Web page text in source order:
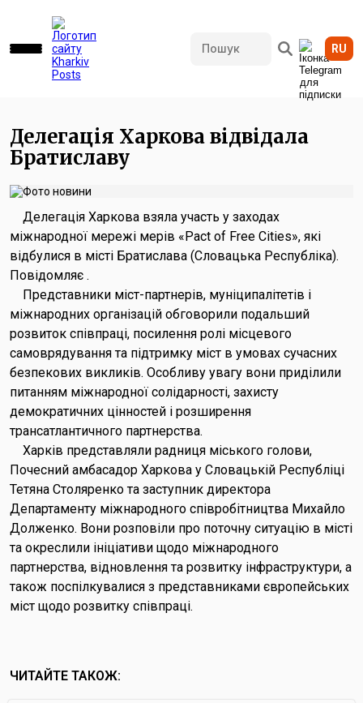
RU
533 переглядів • 18.05.2026 18:10
Делегація Харкова відвідала
Братиславу
Делегація Харкова взяла участь у заходах
міжнародної мережі мерів «Pact of Free Cities», які
відбулися в місті Братислава (Словацька Республіка).
Повідомляє .
Представники міст-партнерів, муніципалітетів і
міжнародних організацій обговорили подальший
розвиток співпраці, посилення ролі місцевого
самоврядування та підтримку міст в умовах сучасних
безпекових викликів. Особливу увагу вони приділили
питанням міжнародної солідарності, захисту
демократичних цінностей і розширення
трансатлантичного партнерства.
Харків представляли радниця міського голови,
Почесний амбасадор Харкова у Словацькій Республіці
Тетяна Столяренко та заступник директора
Департаменту міжнародного співробітництва Михайло
Долженко. Вони розповіли про поточну ситуацію в місті
та окреслили ініціативи щодо міжнародного
партнерства, відновлення та розвитку інфраструктури, а
також поспілкувалися з представниками європейських
міст щодо розвитку співпраці.
ЧИТАЙТЕ ТАКОЖ: